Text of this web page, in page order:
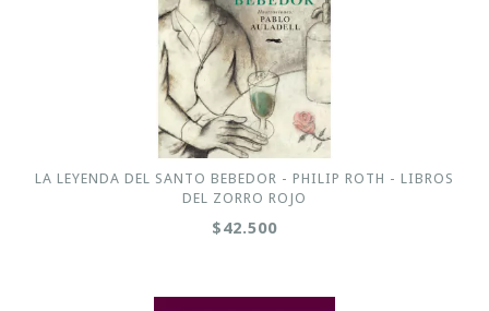
LA LEYENDA DEL SANTO BEBEDOR - PHILIP ROTH - LIBROS
DEL ZORRO ROJO
$42.500